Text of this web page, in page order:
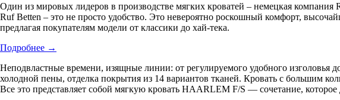
Один из мировых лидеров в производстве мягких кроватей – немецкая
Ruf Betten – это не просто удобство. Это невероятно роскошный комфорт,
предлагая покупателям модели от классики до хай-тека.
Подробнее →
Неподвластные времени, изящные линии: от регулируемого удобного
холодной пены, отделка покрытия из 14 вариантов тканей. Кровать с большим
Все это представляет собой мягкую кровать HAARLEM F/S — сочетание, которое